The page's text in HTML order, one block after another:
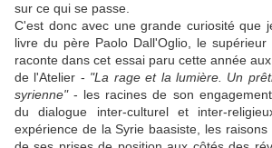
sur ce qui se passe.
C'est donc avec une grande curiosité que
livre du père Paolo Dall'Oglio, le
raconte dans cet essai paru cette année
de l'Atelier - "La rage et la lumière. Un
syrienne"- les racines de son
du dialogue inter-culturel et inter-
expérience de la Syrie baasiste, les